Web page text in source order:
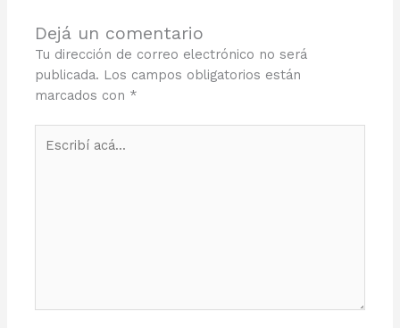
Dejá un comentario
Tu dirección de correo electrónico no será
publicada. Los campos obligatorios están
marcados con *
acá...